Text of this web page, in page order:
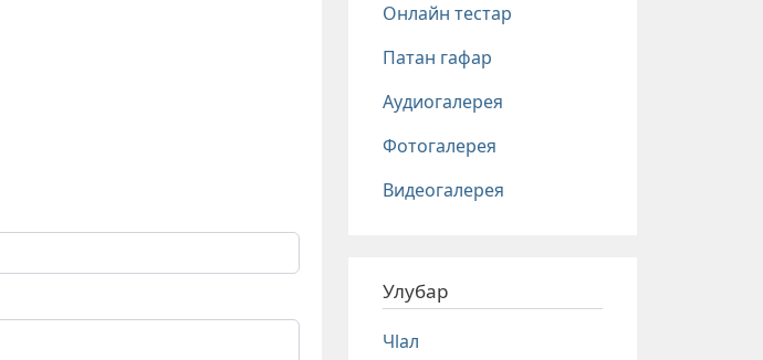
Онлайн тестар
Патан гафар
Аудиогалерея
Фотогалерея
Видеогалерея
Улубар
Чlал